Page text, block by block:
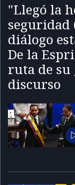
"Llegó la
seguridad
diálogo
De la
ruta de
discurso